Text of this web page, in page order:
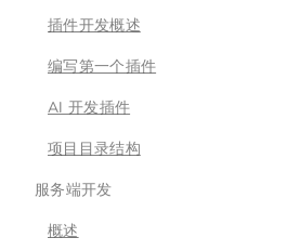
插件开发概述
编写第一个插件
AI 开发插件
项目目录结构
服务端开发
概述